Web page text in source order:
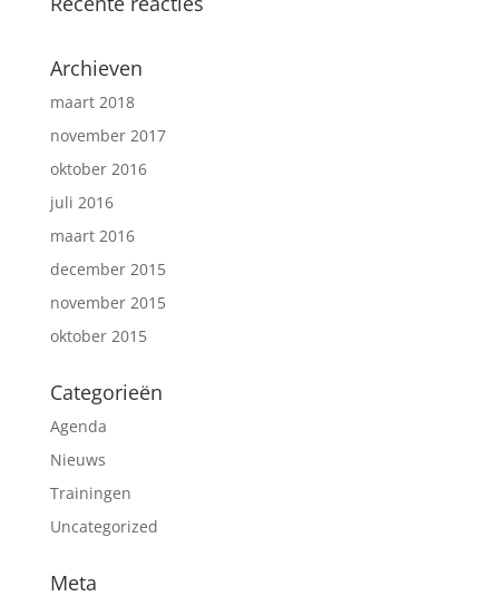
Archieven
maart 2018
november 2017
oktober 2016
juli 2016
maart 2016
december 2015
november 2015
oktober 2015
Categorieën
Agenda
Nieuws
Trainingen
Uncategorized
Meta